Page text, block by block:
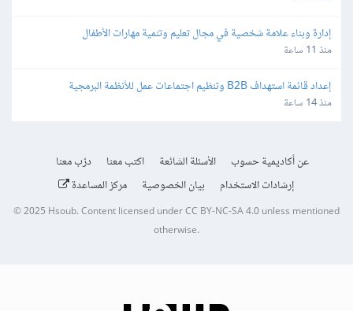
إدارة وبناء علامة شخصية في مجال تعليم وتنمية مهارات الأطفال
منذ 11 ساعة
إعداد قائمة استهداف B2B وتنظيم اجتماعات عمل للأنظمة البرمجية
منذ 14 ساعة
عن أكاديمية حسوب الأسئلة الشائعة اكتب معنا
درّب معنا
إرشادات الاستخدام
بيان الخصوصية مركز المساعدة
© 2025 Hsoub.Content licensed underCC BY-NC-SA 4.0unless mentioned
otherwise.